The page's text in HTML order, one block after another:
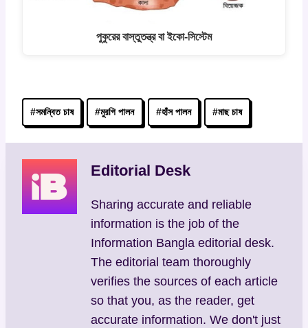
পুকুরের বাস্তুতন্ত্র বা ইকো-সিস্টেম
Post
Tags:
#সমন্বিত চাষ #মুরগি পালন #হাঁস পালন #মাছ চাষ
Editorial Desk
Sharing accurate and reliable
information is the job of the
Information Bangla editorial desk.
The editorial team thoroughly
verifies the sources of each article
so that you, as the reader, get
accurate information. We don't just